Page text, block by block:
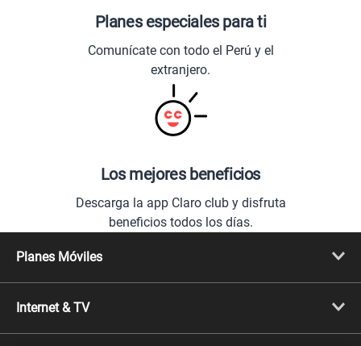
Planes especiales para ti
Comunícate con todo el Perú y el
extranjero.
Los mejores beneficios
Descarga la app Claro club y disfruta
beneficios todos los días.
Planes Móviles
Línea Nueva
Línea Adicional
Internet & TV